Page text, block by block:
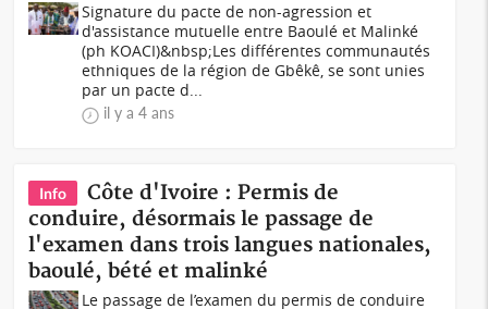
Signature du pacte de non-agression et
d'assistance mutuelle entre Baoulé et Malinké
(ph KOACI)&nbsp;Les différentes communautés
ethniques de la région de Gbêkê, se sont unies
par un pacte d...
il y a 4 ans
Info
Côte d'Ivoire : Permis de
conduire, désormais le passage de
l'examen dans trois langues nationales,
baoulé, bété et malinké
Le passage de l’examen du permis de conduire